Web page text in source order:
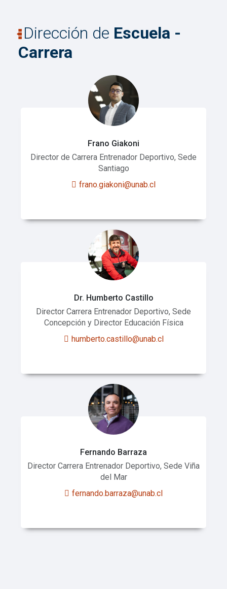
Dirección de Escuela -
Carrera
Frano Giakoni
Director de Carrera Entrenador Deportivo, Sede
Santiago
frano.giakoni@unab.cl
Dr. Humberto Castillo
Director Carrera Entrenador Deportivo, Sede
Concepción y Director Educación Física
humberto.castillo@unab.cl
Fernando Barraza
Director Carrera Entrenador Deportivo, Sede Viña
del Mar
fernando.barraza@unab.cl